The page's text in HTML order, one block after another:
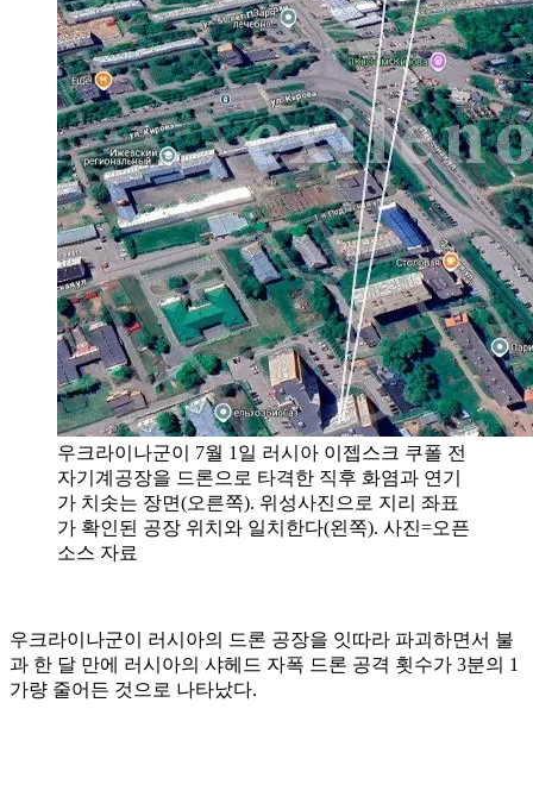
우크라이나군이 7월 1일 러시아 이젭스크 쿠폴 전
자기계공장을 드론으로 타격한 직후 화염과 연기
가 치솟는 장면(오른쪽). 위성사진으로 지리 좌표
가 확인된 공장 위치와 일치한다(왼쪽). 사진=오픈
소스 자료
우크라이나군이 러시아의 드론 공장을 잇따라 파괴하면서 불
과 한 달 만에 러시아의 샤헤드 자폭 드론 공격 횟수가 3분의 1
가량 줄어든 것으로 나타났다.